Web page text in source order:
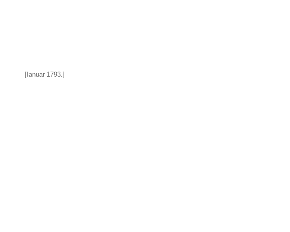
[Ianuar 1793.]